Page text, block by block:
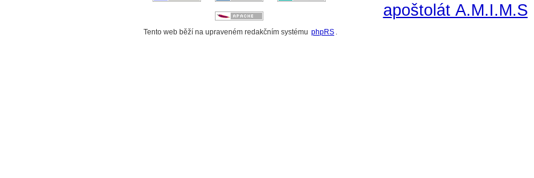
Tento web běží na upraveném redakčním systému phpRS
apoštolát A.M.I.M.S